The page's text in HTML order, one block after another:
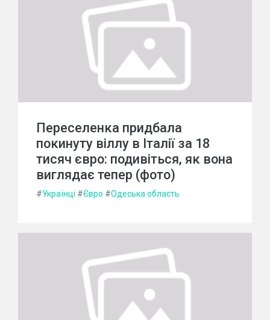
Переселенка придбала
покинуту віллу в Італії за 18
тисяч євро: подивіться, як вона
виглядає тепер (фото)
#Українці #Євро #Одеська область